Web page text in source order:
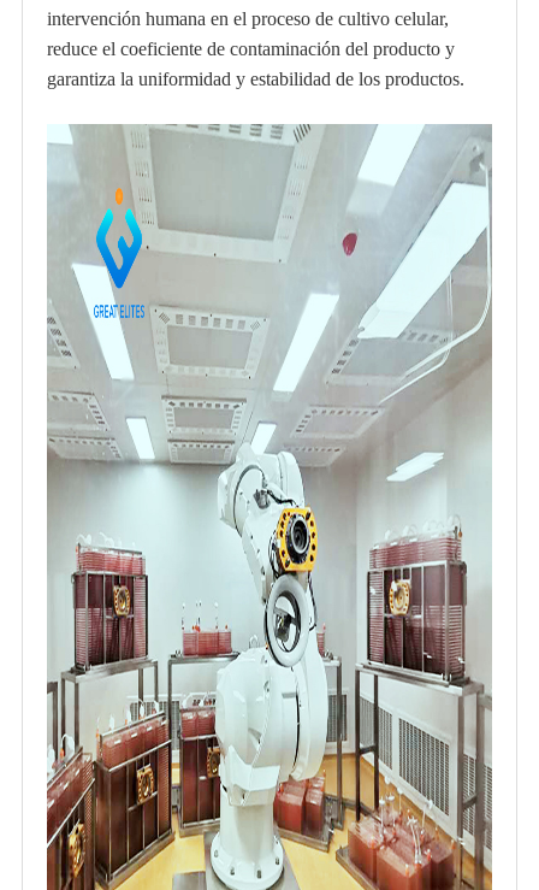
intervención humana en el proceso de cultivo celular,
reduce el coeficiente de contaminación del producto y
garantiza la uniformidad y estabilidad de los productos.